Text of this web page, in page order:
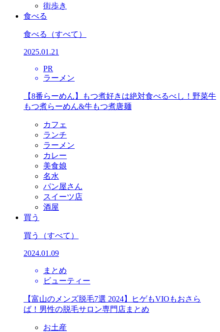
街歩き
食べる
食べる （すべて）
2025.01.21
PR
ラーメン
【8番らーめん】もつ煮好きは絶対食べるべし！野菜牛
もつ煮らーめん&牛もつ煮唐麺
カフェ
ランチ
ラーメン
カレー
美食娘
名水
パン屋さん
スイーツ店
酒屋
買う
買う （すべて）
2024.01.09
まとめ
ビューティー
【富山のメンズ脱毛7選 2024】ヒゲもVIOもおさら
ば！男性の脱毛サロン専門店まとめ
お土産